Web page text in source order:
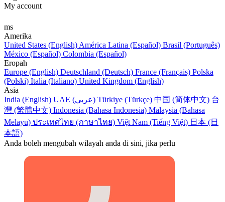
My account
ms
Amerika
United States (English) América Latina (Español) Brasil (Português)
México (Español) Colombia (Español)
Eropah
Europe (English) Deutschland (Deutsch) France (Français) Polska
(Polski) Italia (Italiano) United Kingdom (English)
Asia
India (English)
UAE (عربي) Türkiye (Türkçe) 中国 (简体中文) 台
灣 (繁體中文) Indonesia (Bahasa Indonesia) Malaysia (Bahasa
Melayu) ประเทศไทย (ภาษาไทย) Việt Nam (Tiếng Việt) 日本 (日
本語)
Anda boleh mengubah wilayah anda di sini, jika perlu